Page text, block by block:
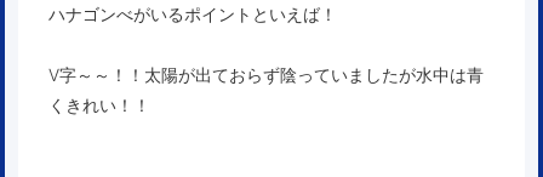
ハナゴンべがいるポイントといえば！
V字～～！！太陽が出ておらず陰っていましたが水中は青
くきれい！！